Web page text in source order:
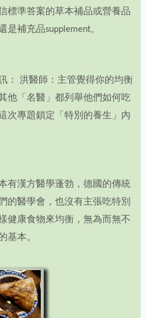
標準答案的草本補品或營養品
補充品supplement。
： 洪醫師：主管覺得你的均衡
他「名醫」都列舉他們如何吃
次專題鎖定「特別的養生」內
有漢方醫學蓬勃，德國的傳統
的醫學會，也沒有主張吃特別
健康食物來均衡，無為而無不
基本。